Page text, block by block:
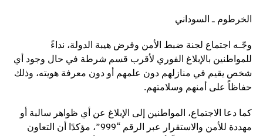
المفروشة، خالد يس، أن الحملة مهمة وكشفت العديد من
المخالفات وهي مستمرة وشاملة لكل محليات الولاية.
ونصح يس، أصحاب المكاتب العقارية وملاك الشقق بالحرص
على التنظيم والترخيص لتفادي الوقوع في المخالفات.
الخرطوم ـ السوداني
وجّـه اجتماع لجنة ضبط الأمن وفرض هيبة الدولة، نداءً
للمواطنين بالإبلاغ الفوري لأقرب قسم شرطة في حال وجود أي
شخص يقيم في منازلهم دون علمهم أو دون معرفة هويته، وذلك
حفاظاً على أمنهم وسلامتهم.
كما دعا الاجتماع، المواطنين إلى الإبلاغ عن أي ظواهر سالبة أو
مهددة للأمن والاستقرار عبر الرقم “999”، مؤكدًا أن التعاون